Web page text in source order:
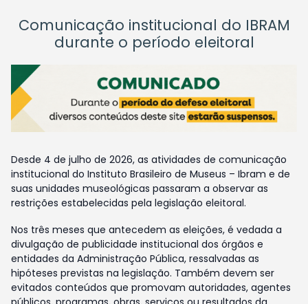
Comunicação institucional do IBRAM
durante o período eleitoral
Desde 4 de julho de 2026, as atividades de comunicação
institucional do Instituto Brasileiro de Museus – Ibram e de
suas unidades museológicas passaram a observar as
restrições estabelecidas pela legislação eleitoral.
Nos três meses que antecedem as eleições, é vedada a
divulgação de publicidade institucional dos órgãos e
entidades da Administração Pública, ressalvadas as
hipóteses previstas na legislação. Também devem ser
evitados conteúdos que promovam autoridades, agentes